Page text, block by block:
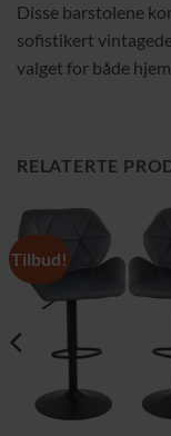
Disse barstolene
sofistikert
valget for både
RELATERTE
Tilbud!